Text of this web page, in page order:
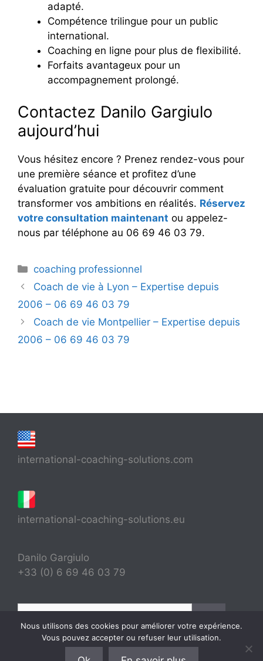
adapté.
Compétence trilingue pour un public
international.
Coaching en ligne pour plus de flexibilité.
Forfaits avantageux pour un
accompagnement prolongé.
Contactez Danilo Gargiulo
aujourd’hui
Vous hésitez encore ? Prenez rendez-vous pour
une première séance et profitez d’une
évaluation gratuite pour découvrir comment
transformer vos ambitions en réalités. Réservez
votre consultation maintenant ou appelez-
nous par téléphone au 06 69 46 03 79.
Catégories
coaching professionnel
Coach de vie à Lyon – Expertise depuis
2006 – 06 69 46 03 79
Coach de vie Montpellier – Expertise depuis
2006 – 06 69 46 03 79
international-coaching-solutions.com
international-coaching-solutions.eu
Danilo Gargiulo
+33 (0) 6 69 46 03 79
Rechercher :
Nous utilisons des cookies pour améliorer votre expérience.
Vous pouvez accepter ou refuser leur utilisation.